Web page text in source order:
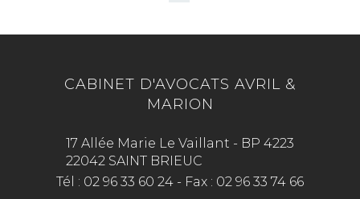
CABINET D'AVOCATS AVRIL &
MARION
17 Allée Marie Le Vaillant - BP 4223
22042 SAINT BRIEUC
Tél : 02 96 33 60 24 - Fax : 02 96 33 74 66